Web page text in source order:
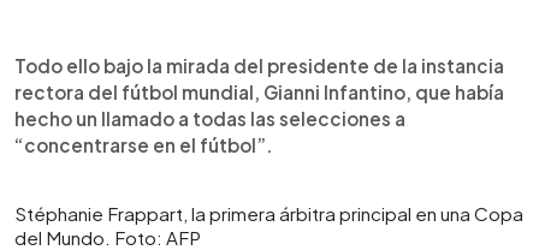
Todo ello bajo la mirada del presidente de la instancia
rectora del fútbol mundial, Gianni Infantino, que había
hecho un llamado a todas las selecciones a
“concentrarse en el fútbol”.
Stéphanie Frappart, la primera árbitra principal en una Copa
del Mundo. Foto: AFP